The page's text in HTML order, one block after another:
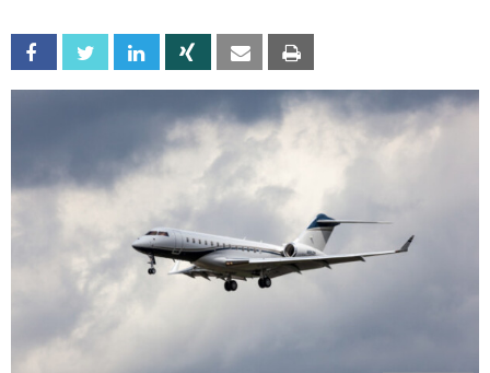
Facebook Twitter Linkedin Xing Email